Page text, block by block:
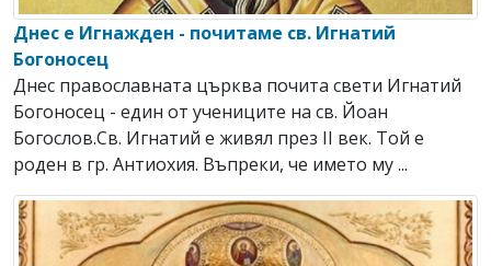
Днес е Игнажден - почитаме св. Игнатий
Богоносец
Днес православната църква почита свети Игнатий
Богоносец - един от учениците на св. Йоан
Богослов.Св. Игнатий е живял през ІІ век. Той е
роден в гр. Антиохия. Въпреки, че името му ...